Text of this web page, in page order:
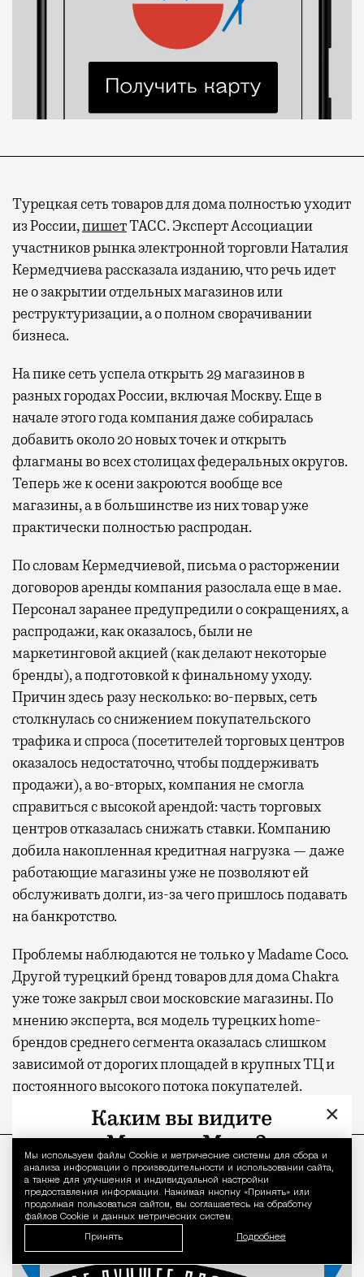
Уведомление
Мы используем файлы Сookie и метрические системы для сбора и
анализа информации о производительности и использовании сайта,
а также для улучшения и индивидуальной настройки
предоставления информации. Нажимая кнопку «Принять» или
продолжая пользоваться сайтом, вы соглашаетесь на обработку
файлов Cookie и данных метрических систем.
Принять Подробнее
Турецкая сеть товаров для дома полностью уходит
из России,пишетТАСС. Эксперт Ассоциации
участников рынка электронной торговли Наталия
Кермедчиева рассказала изданию, что речь идет
не о закрытии отдельных магазинов или
реструктуризации, а о полном сворачивании
бизнеса.
На пике сеть успела открыть 29 магазинов в
разных городах России, включая Москву. Еще в
начале этого года компания даже собиралась
добавить около 20 новых точек и открыть
флагманы во всех столицах федеральных округов.
Теперь же к осени закроются вообще все
магазины, а в большинстве из них товар уже
практически полностью распродан.
По словам Кермедчиевой, письма о расторжении
договоров аренды компания разослала еще в мае.
Персонал заранее предупредили о сокращениях, а
распродажи, как оказалось, были не
маркетинговой акцией (как делают некоторые
бренды), а подготовкой к финальному уходу.
Причин здесь разу несколько: во-первых, сеть
столкнулась со снижением покупательского
трафика и спроса (посетителей торговых центров
оказалось недостаточно, чтобы поддерживать
продажи), а во-вторых, компания не смогла
справиться с высокой арендой: часть торговых
центров отказалась снижать ставки. Компанию
добила накопленная кредитная нагрузка — даже
работающие магазины уже не позволяют ей
обслуживать долги, из-за чего пришлось подавать
на банкротство.
Проблемы наблюдаются не только у Madame Coco.
Другой турецкий бренд товаров для дома Chakra
уже тоже закрыл свои московские магазины. По
мнению эксперта, вся модель турецких home-
брендов среднего сегмента оказалась слишком
зависимой от дорогих площадей в крупных ТЦ и
постоянного высокого потока покупателей.
ПРОДОЛЖЕНИЕ НИЖЕ
×